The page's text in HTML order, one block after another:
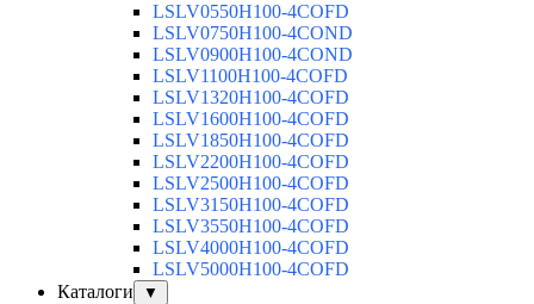
LSLV0550H100-4COFD
LSLV0750H100-4COND
LSLV0900H100-4COND
LSLV1100H100-4COFD
LSLV1320H100-4COFD
LSLV1600H100-4COFD
LSLV1850H100-4COFD
LSLV2200H100-4COFD
LSLV2500H100-4COFD
LSLV3150H100-4COFD
LSLV3550H100-4COFD
LSLV4000H100-4COFD
LSLV5000H100-4COFD
Каталоги
▼